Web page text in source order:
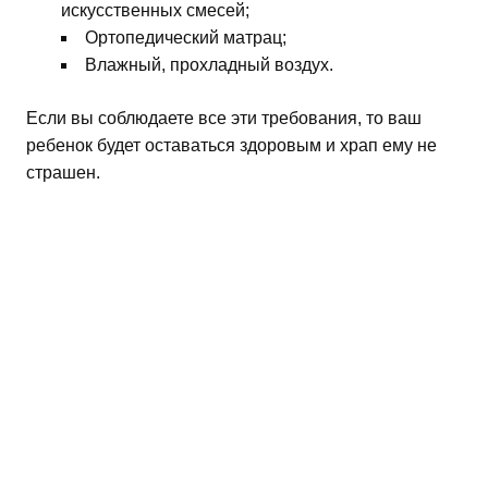
искусственных смесей;
Ортопедический матрац;
Влажный, прохладный воздух.
Если вы соблюдаете все эти требования, то ваш
ребенок будет оставаться здоровым и храп ему не
страшен.